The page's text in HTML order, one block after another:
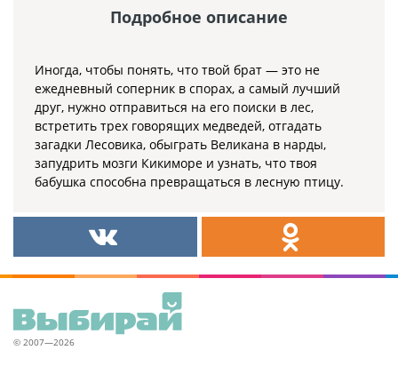
Подробное описание
Иногда, чтобы понять, что твой брат — это не
ежедневный соперник в спорах, а самый лучший
друг, нужно отправиться на его поиски в лес,
встретить трех говорящих медведей, отгадать
загадки Лесовика, обыграть Великана в нарды,
запудрить мозги Кикиморе и узнать, что твоя
бабушка способна превращаться в лесную птицу.
© 2007—2026